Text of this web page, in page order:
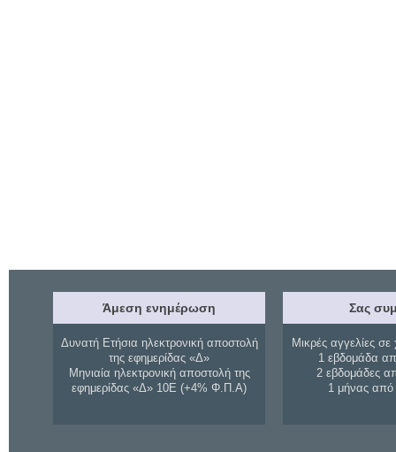
Άμεση ενημέρωση
Δυνατή Ετήσια ηλεκτρονική αποστολή
της εφημερίδας «Δ»
Μηνιαία ηλεκτρονική αποστολή της
εφημερίδας «Δ» 10Ε (+4% Φ.Π.Α)
Σας
Μικρές αγγελίες σε
1 εβδομάδα
2 εβδομάδες
1 μήνας